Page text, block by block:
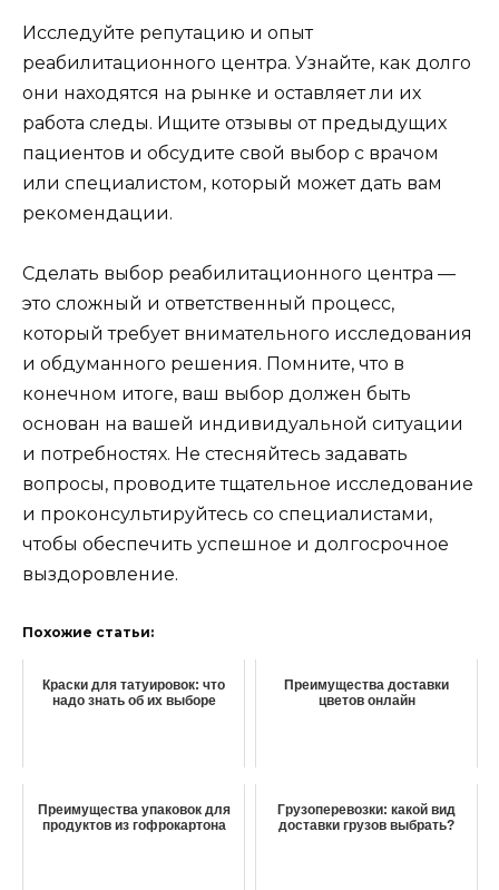
Исследуйте репутацию и опыт
реабилитационного центра. Узнайте, как долго
они находятся на рынке и оставляет ли их
работа следы. Ищите отзывы от предыдущих
пациентов и обсудите свой выбор с врачом
или специалистом, который может дать вам
рекомендации.
Сделать выбор реабилитационного центра —
это сложный и ответственный процесс,
который требует внимательного исследования
и обдуманного решения. Помните, что в
конечном итоге, ваш выбор должен быть
основан на вашей индивидуальной ситуации
и потребностях. Не стесняйтесь задавать
вопросы, проводите тщательное исследование
и проконсультируйтесь со специалистами,
чтобы обеспечить успешное и долгосрочное
выздоровление.
Похожие статьи:
Краски для татуировок: что
надо знать об их выборе
Преимущества доставки
цветов онлайн
Преимущества упаковок для
продуктов из гофрокартона
Грузоперевозки: какой вид
доставки грузов выбрать?